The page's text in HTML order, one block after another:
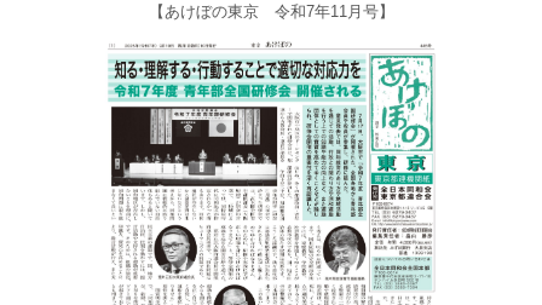
【あけぼの東京 令和7年11月号】